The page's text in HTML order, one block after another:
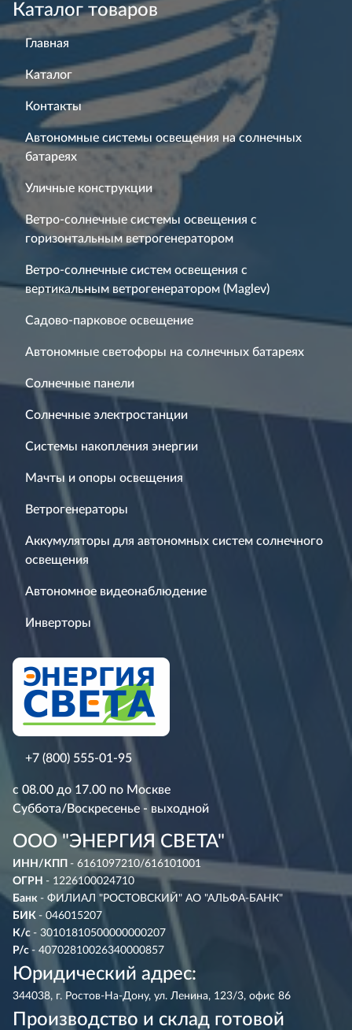
Каталог товаров
Главная
Каталог
Контакты
Автономные системы освещения на солнечных
батареях
Уличные конструкции
Ветро-солнечные системы освещения с
горизонтальным ветрогенератором
Ветро-солнечные систем освещения с
вертикальным ветрогенератором (Maglev)
Садово-парковое освещение
Автономные светофоры на солнечных батареях
Солнечные панели
Солнечные электростанции
Системы накопления энергии
Мачты и опоры освещения
Ветрогенераторы
Аккумуляторы для автономных систем солнечного
освещения
Автономное видеонаблюдение
Инверторы
+7 (800) 555-01-95
с 08.00 до 17.00 по Москве
Суббота/Воскресенье - выходной
ООО "ЭНЕРГИЯ СВЕТА"
ИНН/КПП - 6161097210/616101001
ОГРН - 1226100024710
Банк - ФИЛИАЛ "РОСТОВСКИЙ" АО "АЛЬФА-БАНК"
БИК - 046015207
К/с - 30101810500000000207
Р/с - 40702810026340000857
Юридический адрес:
344038, г. Ростов-На-Дону, ул. Ленина, 123/3, офис 86
Производство и склад готовой